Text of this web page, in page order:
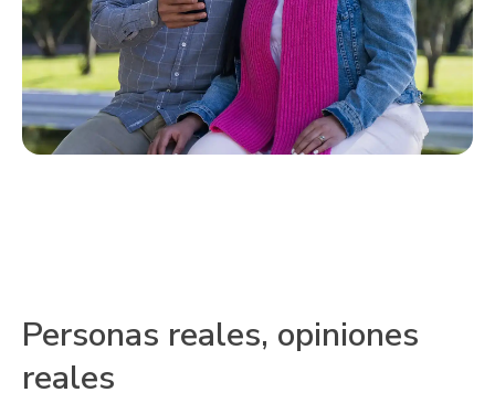
Personas reales, opiniones
reales